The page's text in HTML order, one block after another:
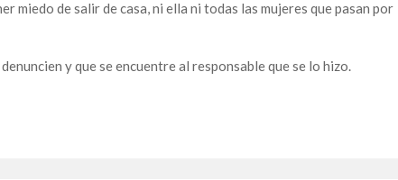
miedo de salir de casa, ni ella ni todas las mujeres que pasan por
y que se encuentre al responsable que se lo hizo.